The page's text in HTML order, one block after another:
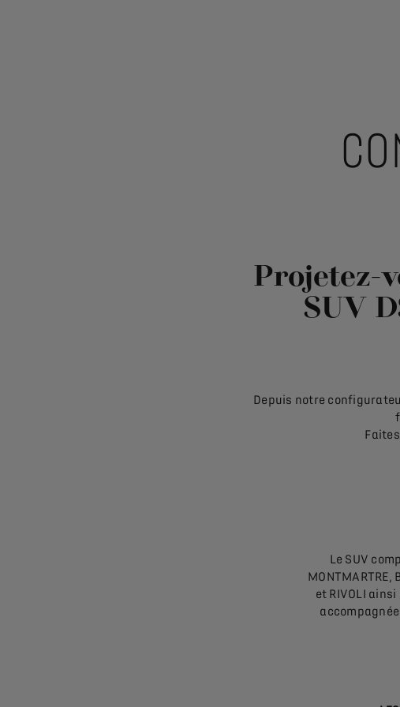
Projetez-
SUV
Depuis notre
Le SUV
MONTMARTRE,
et RIVOLI